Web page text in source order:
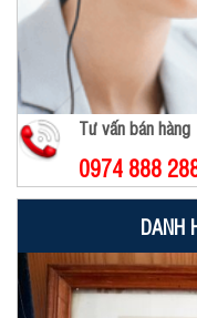
Tư vấn bán hàng
0974 888
DANH